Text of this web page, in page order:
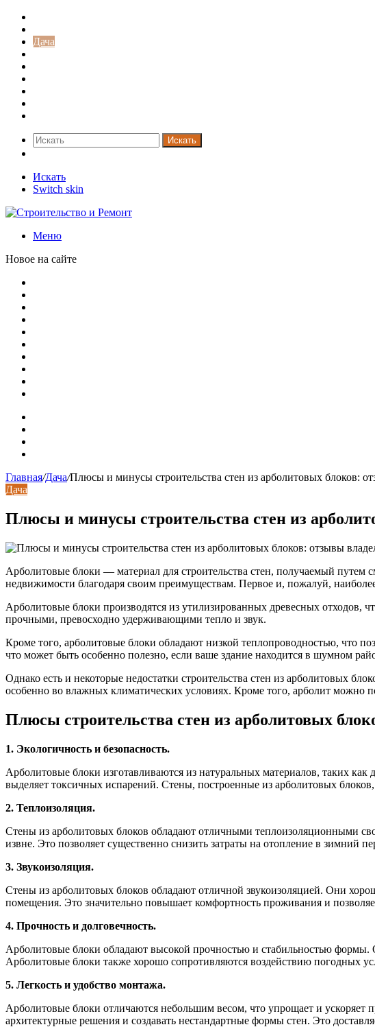
Дача
Искать
Искать
Switch skin
Меню
Новое на сайте
Главная/Дача/Плюсы и минусы строительства стен из арболитовых блоков:
Дача
Плюсы и минусы строительства стен из
Арболитовые блоки — материал для строительства стен, получаемый
недвижимости благодаря своим преимуществам. Первое и, пожалуй,
Арболитовые блоки производятся из утилизированных древесных
прочными, превосходно удерживающими тепло и звук.
Кроме того, арболитовые блоки обладают низкой теплопроводностью, что
что может быть особенно полезно, если ваше здание находится в шумном
Однако есть и некоторые недостатки строительства стен из арболитовых
особенно во влажных климатических условиях. Кроме того, арболит можно
Плюсы строительства стен из арболитовых
1. Экологичность и безопасность.
Арболитовые блоки изготавливаются из натуральных материалов, таких
выделяет токсичных испарений. Стены, построенные из арболитовых
2. Теплоизоляция.
Стены из арболитовых блоков обладают отличными теплоизоляционными
извне. Это позволяет существенно снизить затраты на отопление в зимний
3. Звукоизоляция.
Стены из арболитовых блоков обладают отличной звукоизоляцией. Они
помещения. Это значительно повышает комфортность проживания и
4. Прочность и долговечность.
Арболитовые блоки обладают высокой прочностью и стабильностью формы.
Арболитовые блоки также хорошо сопротивляются воздействию погодных
5. Легкость и удобство монтажа.
Арболитовые блоки отличаются небольшим весом, что упрощает и ускоряет
архитектурные решения и создавать нестандартные формы стен. Это